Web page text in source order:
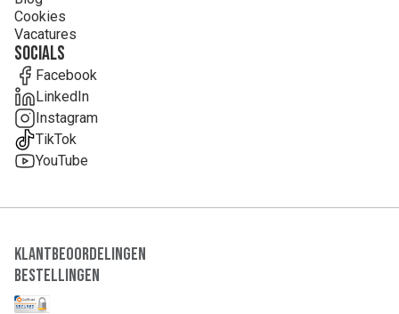
Cookies
Vacatures
Socials
Facebook
LinkedIn
Instagram
TikTok
YouTube
Klantbeoordelingen
Bestellingen